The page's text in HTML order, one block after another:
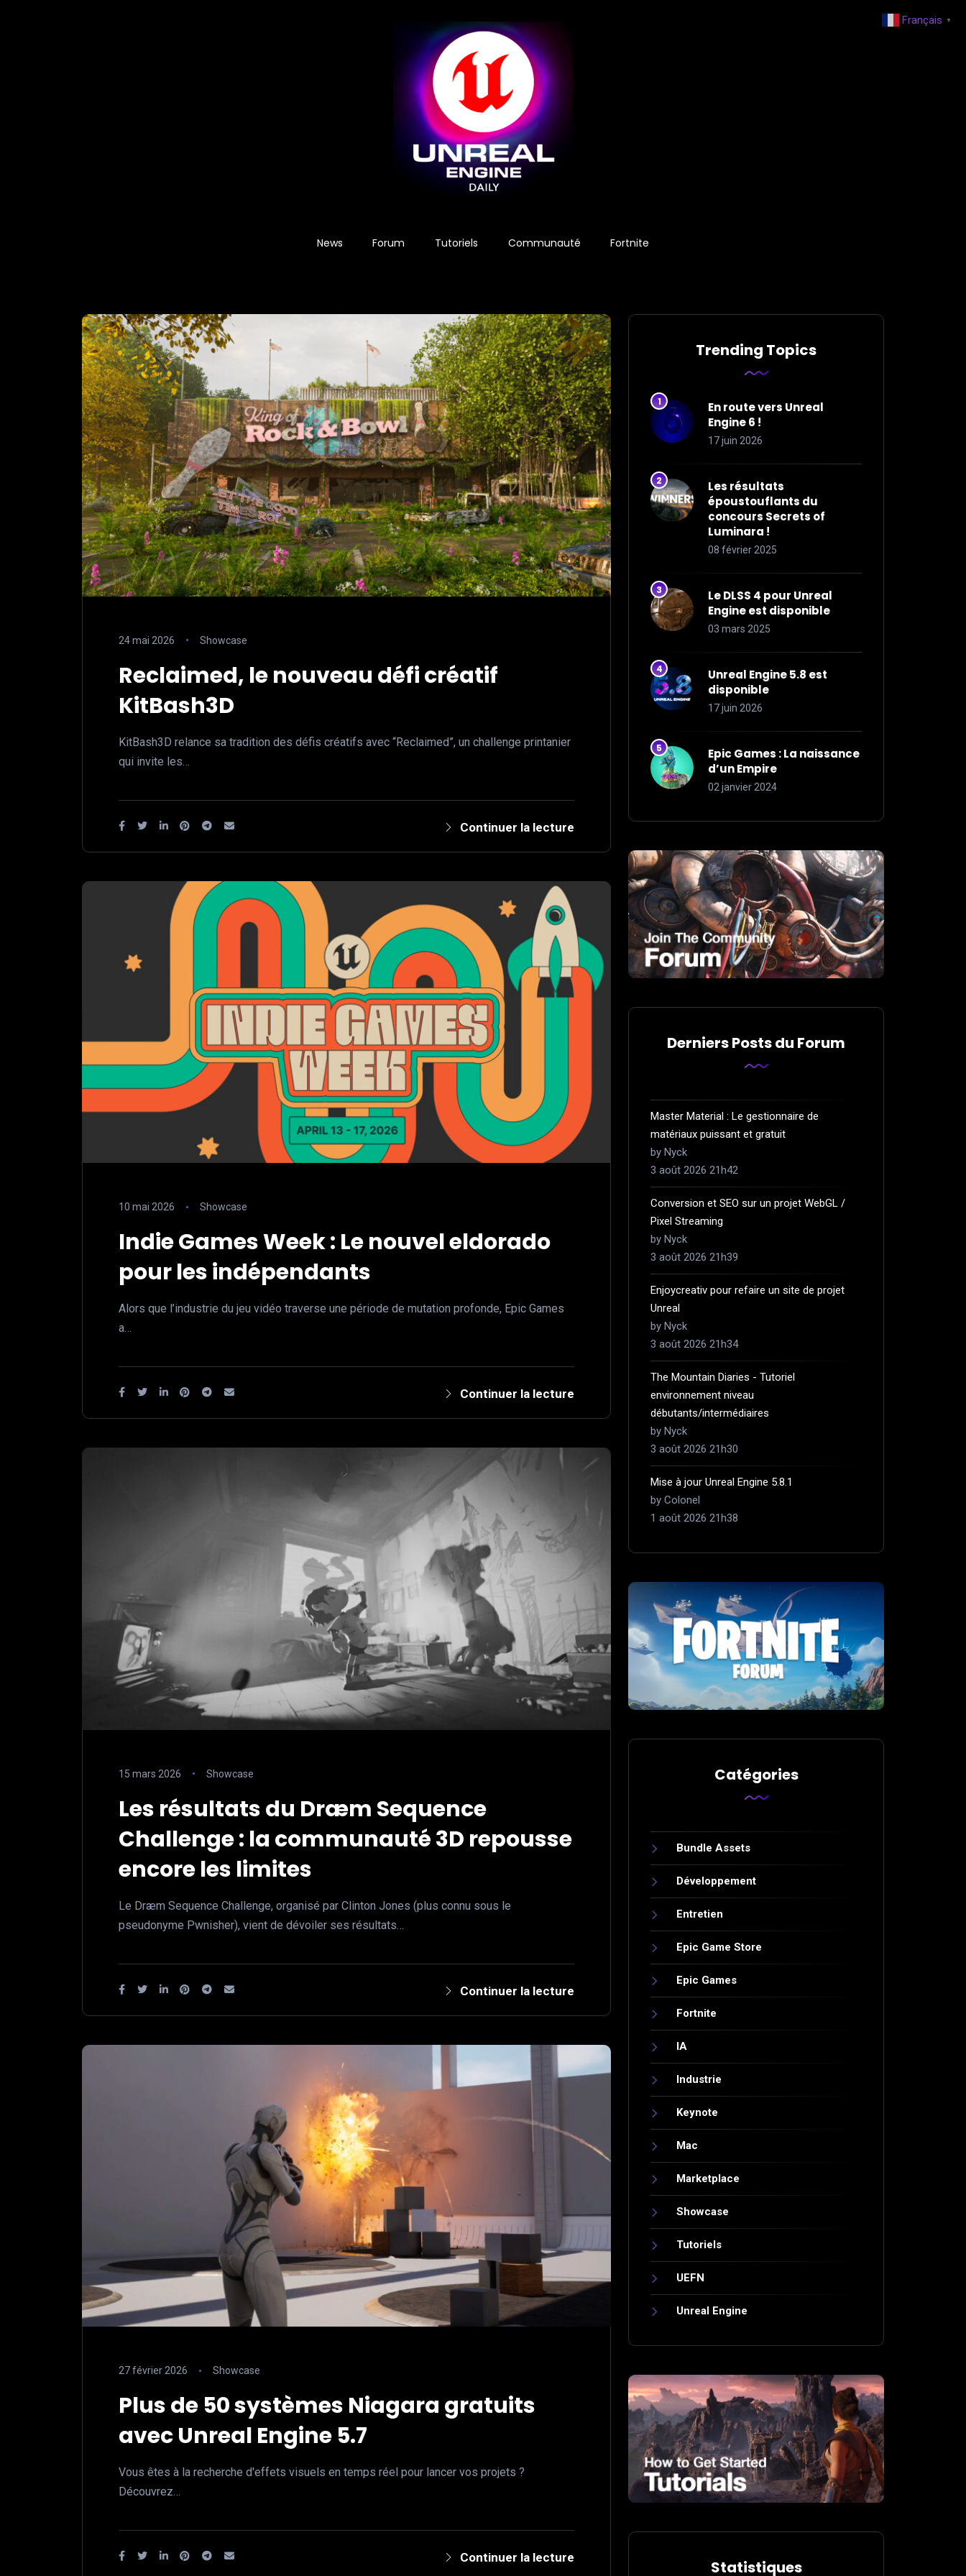
News Forum Tutoriels Communauté Fortnite
24 mai 2026 Showcase
Reclaimed, le nouveau défi créatif
KitBash3D
KitBash3D relance sa tradition des défis créatifs avec “Reclaimed”, un challenge printanier
qui invite les…
10 mai 2026 Showcase
Indie Games Week : Le nouvel eldorado
pour les indépendants
Alors que l’industrie du jeu vidéo traverse une période de mutation profonde, Epic Games
a…
15 mars 2026 Showcase
Les résultats du Dræm Sequence
Challenge : la communauté 3D repousse
encore les limites
Le Dræm Sequence Challenge, organisé par Clinton Jones (plus connu sous le
pseudonyme Pwnisher), vient de dévoiler ses résultats…
27 février 2026 Showcase
Plus de 50 systèmes Niagara gratuits
avec Unreal Engine 5.7
Vous êtes à la recherche d'effets visuels en temps réel pour lancer vos projets ?
Découvrez…
Trending Topics
En route vers Unreal
Engine 6 !
17 juin 2026
Les résultats
époustouflants du
concours Secrets of
Luminara !
08 février 2025
Le DLSS 4 pour Unreal
Engine est disponible
03 mars 2025
Unreal Engine 5.8 est
disponible
17 juin 2026
Epic Games : La naissance
d’un Empire
02 janvier 2024
Derniers Posts du Forum
Master Material : Le gestionnaire de
matériaux puissant et gratuit
by Nyck
3 août 2026 21h42
Conversion et SEO sur un projet WebGL /
Pixel Streaming
by Nyck
3 août 2026 21h39
Enjoycreativ pour refaire un site de projet
Unreal
by Nyck
3 août 2026 21h34
The Mountain Diaries - Tutoriel
environnement niveau
débutants/intermédiaires
by Nyck
3 août 2026 21h30
Mise à jour Unreal Engine 5.8.1
by Colonel
1 août 2026 21h38
Catégories
Bundle Assets
Développement
Entretien
Epic Game Store
Epic Games
Fortnite
IA
Industrie
Keynote
Mac
Marketplace
Showcase
Tutoriels
UEFN
Unreal Engine
Statistiques
Français ▼